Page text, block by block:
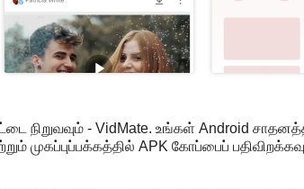
நிறுவவும் - VidMate. உங்கள் Android
முகப்புப்பக்கத்தில் APK கோப்பைப்